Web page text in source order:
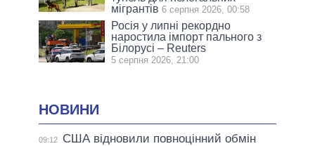
мігрантів 6 серпня 2026, 00:58
Росія у липні рекордно
наростила імпорт пального з
Білорусі – Reuters
5 серпня 2026, 21:00
НОВИНИ
09:12
США відновили повноцінний обмін